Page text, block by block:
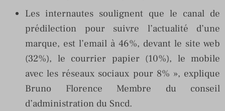
Les internautes soulignent que le canal de
prédilection pour suivre l’actualité d’une
marque, est l’email à 46%, devant le site web
(32%), le courrier papier (10%), le mobile
avec les réseaux sociaux pour 8% », explique
Bruno Florence Membre du conseil
d’administration du Sncd.